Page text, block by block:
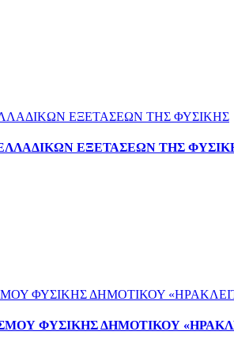
ΕΞΕΤΑΣΕΩΝ ΤΗΣ
ΦΥΣΙΚΗΣ ΔΗΜΟΤΙΚΟΥ